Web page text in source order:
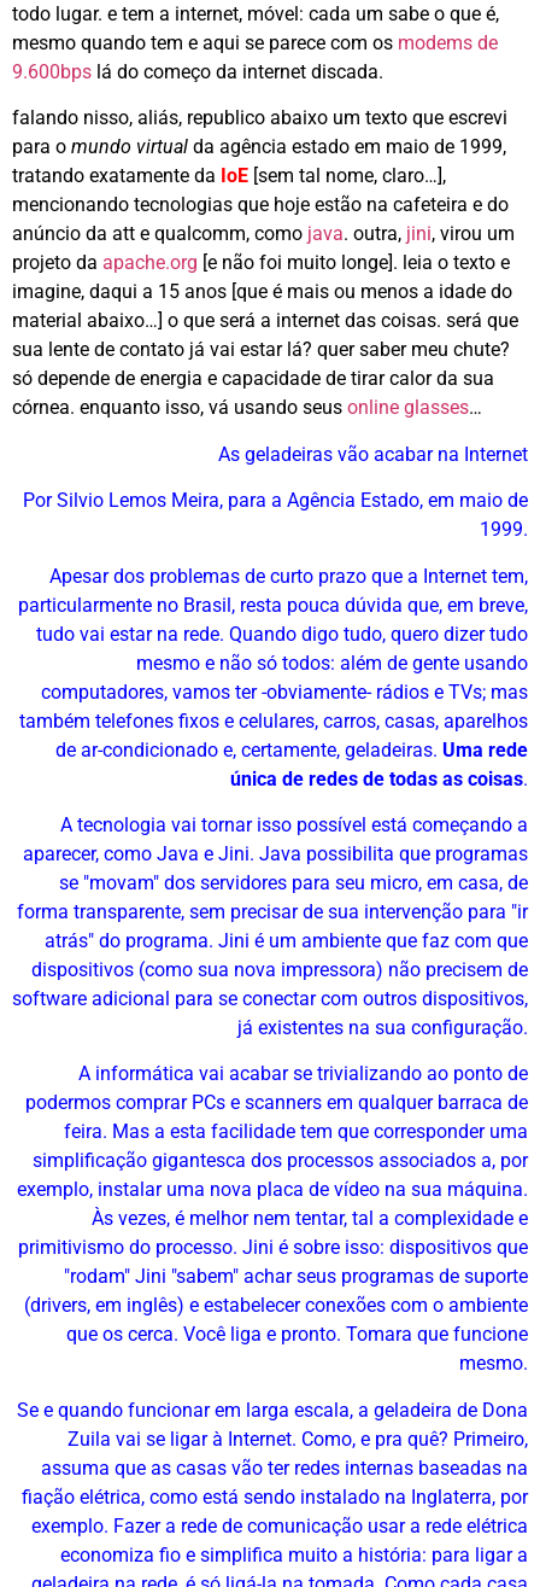
todo lugar. e tem a internet, móvel: cada um sabe o que é,
mesmo quando tem e aqui se parece com os modems de
9.600bps lá do começo da internet discada.
falando nisso, aliás, republico abaixo um texto que escrevi
para o mundo virtual da agência estado em maio de 1999,
tratando exatamente da IoE [sem tal nome, claro…],
mencionando tecnologias que hoje estão na cafeteira e do
anúncio da att e qualcomm, como java. outra, jini, virou um
projeto da apache.org [e não foi muito longe]. leia o texto e
imagine, daqui a 15 anos [que é mais ou menos a idade do
material abaixo…] o que será a internet das coisas. será que
sua lente de contato já vai estar lá? quer saber meu chute?
só depende de energia e capacidade de tirar calor da sua
córnea. enquanto isso, vá usando seus online glasses…
As geladeiras vão acabar na Internet
Por Silvio Lemos Meira, para a Agência Estado, em maio de
1999.
Apesar dos problemas de curto prazo que a Internet tem,
particularmente no Brasil, resta pouca dúvida que, em breve,
tudo vai estar na rede. Quando digo tudo, quero dizer tudo
mesmo e não só todos: além de gente usando
computadores, vamos ter -obviamente- rádios e TVs; mas
também telefones fixos e celulares, carros, casas, aparelhos
de ar-condicionado e, certamente, geladeiras. Uma rede
única de redes de todas as coisas.
A tecnologia vai tornar isso possível está começando a
aparecer, como Java e Jini. Java possibilita que programas
se "movam" dos servidores para seu micro, em casa, de
forma transparente, sem precisar de sua intervenção para "ir
atrás" do programa. Jini é um ambiente que faz com que
dispositivos (como sua nova impressora) não precisem de
software adicional para se conectar com outros dispositivos,
já existentes na sua configuração.
A informática vai acabar se trivializando ao ponto de
podermos comprar PCs e scanners em qualquer barraca de
feira. Mas a esta facilidade tem que corresponder uma
simplificação gigantesca dos processos associados a, por
exemplo, instalar uma nova placa de vídeo na sua máquina.
Às vezes, é melhor nem tentar, tal a complexidade e
primitivismo do processo. Jini é sobre isso: dispositivos que
"rodam" Jini "sabem" achar seus programas de suporte
(drivers, em inglês) e estabelecer conexões com o ambiente
que os cerca. Você liga e pronto. Tomara que funcione
mesmo.
Se e quando funcionar em larga escala, a geladeira de Dona
Zuila vai se ligar à Internet. Como, e pra quê? Primeiro,
assuma que as casas vão ter redes internas baseadas na
fiação elétrica, como está sendo instalado na Inglaterra, por
exemplo. Fazer a rede de comunicação usar a rede elétrica
economiza fio e simplifica muito a história: para ligar a